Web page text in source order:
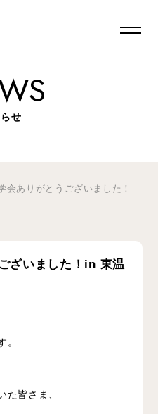
せ
会ありがとうございました！
ざいました！in 東温
。
た皆さま、